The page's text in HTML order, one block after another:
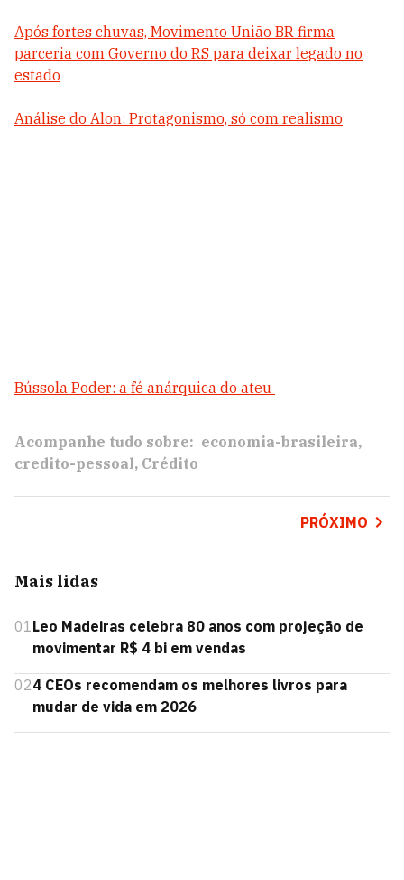
Após fortes chuvas, Movimento União BR firma
parceria com Governo do RS para deixar legado no
estado
Análise do Alon: Protagonismo, só com realismo
Bússola Poder: a fé anárquica do ateu
Acompanhe tudo sobre: economia-brasileira
credito-pessoal Crédito
PRÓXIMO
Mais lidas
01Leo Madeiras celebra 80 anos com projeção de
movimentar R$ 4 bi em vendas
024 CEOs recomendam os melhores livros para
mudar de vida em 2026